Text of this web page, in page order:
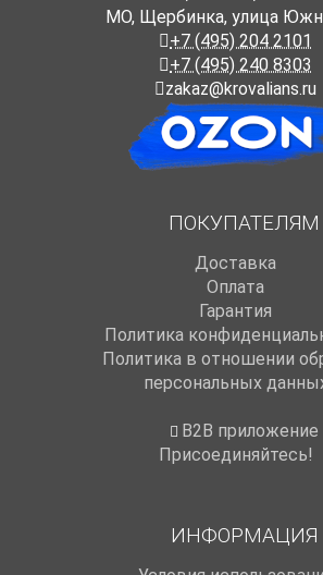
МО, Щербинка, улица
+7 (495) 204 2101
+7 (495) 240 8303
zakaz@krovalians.ru
ПОКУПАТЕЛЯМ
Доставка
Оплата
Гарантия
Политика
Политика в отношении
персональных
B2B приложение
Присоединяйтесь!
ИНФОРМАЦИЯ